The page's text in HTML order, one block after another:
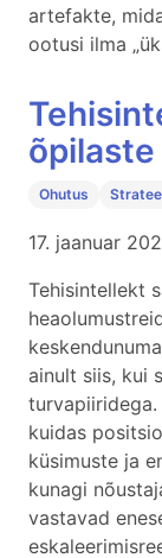
artefakte,
ootusi ilma
Ohutus
17. jaanuar
Tehisintellekt
ainult siis, kui
kuidas
küsimuste ja
kunagi
vastavad